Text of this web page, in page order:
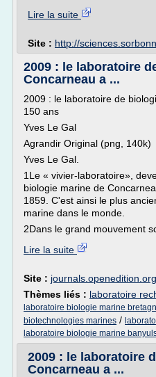
Lire la suite
Site : http://
2009 : le laboratoire
Concarneau a ...
2009 : le laboratoire de
150 ans
Yves Le Gal
Agrandir Original (png, 140k)
Yves Le Gal.
1Le « vivier-laboratoire»,
biologie marine de
1859. C'est ainsi le plus
marine dans le monde.
2Dans le grand mouvement
Lire la suite
Site : journals.openedition.org
Thèmes liés : laboratoire
laboratoire biologie marine
biotechnologies marines /
laboratoire biologie marine
2009 : le laboratoire
Concarneau a ...